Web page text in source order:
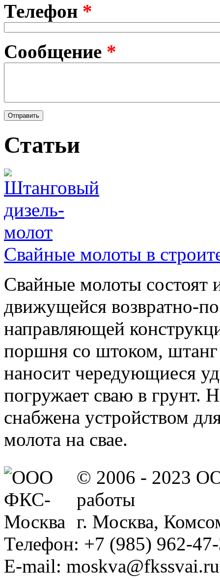
Телефон *
Сообщение *
Статьи
Свайные молоты в
Свайные молоты состоят
движущейся возвратно-
направляющей
поршня со штоком, штанг
наносит чередующиеся
погружает сваю в грунт.
снабжена устройством
молота на свае.
© 2006 - 2023
работы
г. Москва,
Телефон: +7 (985) 962-
E-mail: moskva@fkssvai.ru